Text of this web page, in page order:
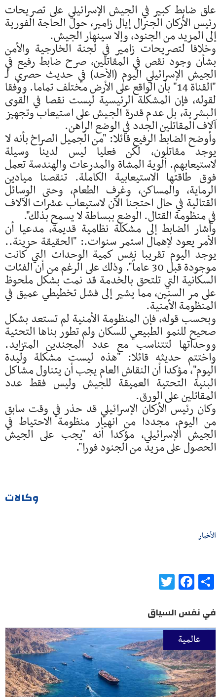
علق ضابط كبير في الجيش الإسرائيلي على تصريحات
رئيس الأركان الجنرال إيال زامير، حول الحاجة الفورية
إلى المزيد من الجنود، وإلا سينهار الجيش.
وخلافا لتصريحات زامير في لجنة الخارجية والأمن
بشأن وجود نقص في المقاتلين، صرح ضابط رفيع في
الجيش الإسرائيلي اليوم (الأحد) في حديث حصري لـ
"القناة 14" بأن الواقع على الأرض مختلف تماما. ووفقا
لقوله، فإن المشكلة الرئيسية ليست نقصا في القوى
البشرية، بل عدم قدرة الجيش على استيعاب وتجهيز
آلاف المقاتلين الجدد في الوضع الراهن.
وأوضح الضابط الرفيع قائلا: "من الجميل الصراخ بأنه لا
يوجد مقاتلون، لكن فعليا ليس لدينا وسيلة
لاستيعابهم. ألوية المشاة والمدرعات والهندسة تعمل
فوق طاقتها الاستيعابية الكاملة. تنقصنا ميادين
الرماية، والمساكن، وغرف الطعام، وحتى الوسائل
القتالية في حال احتجنا الآن لاستيعاب عشرات الآلاف
في منظومة القتال. الوضع ببساطة لا يسمح بذلك".
وأشار الضابط إلى مشكلة نظامية قديمة، مدعيا أن
الأمر يعود لإهمال استمر سنوات.: "الحقيقة حزينة..
يوجد اليوم تقريبا نفس كمية الوحدات التي كانت
موجودة قبل 30 عاماً". وذلك على الرغم من أن الفئات
السكانية التي تلتحق بالخدمة قد نمت بشكل ملحوظ
على مر السنين، مما يشير إلى فشل تخطيطي عميق في
المنظومة الأمنية.
وبحسب قوله، فإن المنظومة الأمنية لم تستعد بشكل
صحيح للنمو الطبيعي للسكان ولم تطور بناها التحتية
ووحداتها لتتناسب مع عدد المجندين المتزايد.
واختتم حديثه قائلا: "هذه ليست مشكلة وليدة
اليوم"، مؤكدا أن النقاش العام يجب أن يتناول مشاكل
البنية التحتية العميقة للجيش وليس فقط عدد
المقاتلين على الورق.
وكان رئيس الأركان الإسرائيلي قد حذر في وقت سابق
من اليوم، مجددا من انهيار منظومة الاحتياط في
الجيش الإسرائيلي، مؤكدا أنه "يجب على الجيش
الحصول على مزيد من الجنود فورا".
وكالات
الأخبار
Share
Facebook
في نفس السياق
عالمية